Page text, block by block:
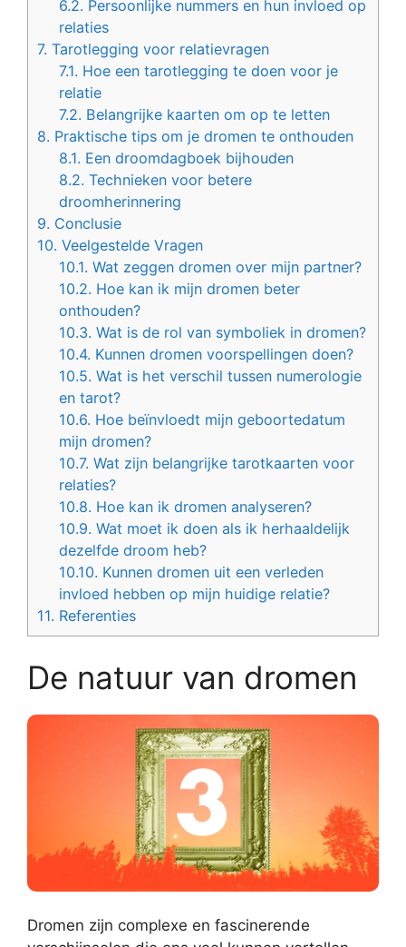
6.2. Persoonlijke nummers en hun invloed op
relaties
7. Tarotlegging voor relatievragen
7.1. Hoe een tarotlegging te doen voor je
relatie
7.2. Belangrijke kaarten om op te letten
8. Praktische tips om je dromen te onthouden
8.1. Een droomdagboek bijhouden
8.2. Technieken voor betere
droomherinnering
9. Conclusie
10. Veelgestelde Vragen
10.1. Wat zeggen dromen over mijn partner?
10.2. Hoe kan ik mijn dromen beter
onthouden?
10.3. Wat is de rol van symboliek in dromen?
10.4. Kunnen dromen voorspellingen doen?
10.5. Wat is het verschil tussen numerologie
en tarot?
10.6. Hoe beïnvloedt mijn geboortedatum
mijn dromen?
10.7. Wat zijn belangrijke tarotkaarten voor
relaties?
10.8. Hoe kan ik dromen analyseren?
10.9. Wat moet ik doen als ik herhaaldelijk
dezelfde droom heb?
10.10. Kunnen dromen uit een verleden
invloed hebben op mijn huidige relatie?
11. Referenties
De natuur van dromen
Dromen zijn complexe en fascinerende